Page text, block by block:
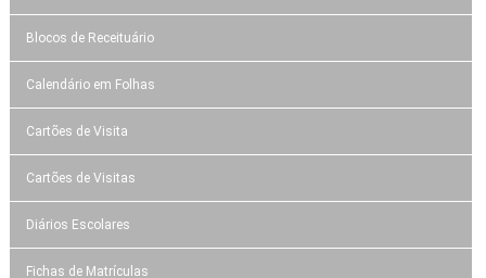
Blocos de Receituário
Calendário em Folhas
Cartões de Visita
Cartões de Visitas
Diários Escolares
Fichas de Matrículas